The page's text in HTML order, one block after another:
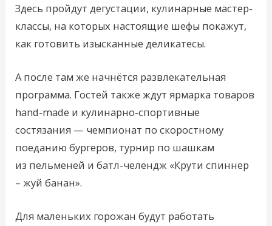
Здесь пройдут дегустации, кулинарные мастер-
классы, на которых настоящие шефы покажут,
как готовить изысканные деликатесы.
А после там же начнётся развлекательная
программа. Гостей также ждут ярмарка товаров
hand-made и кулинарно-спортивные
состязания — чемпионат по скоростному
поеданию бургеров, турнир по шашкам
из пельменей и батл-челендж «Крути спиннер
– жуй банан».
Для маленьких горожан будут работать